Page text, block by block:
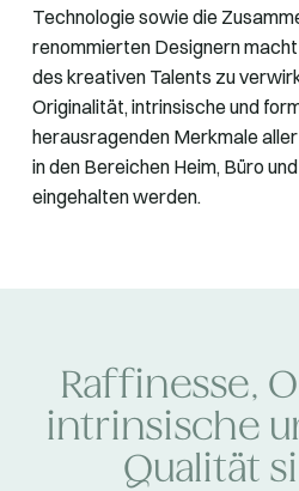
Technologie sowie die
renommierten Designern
des kreativen Talents zu
Originalität, intrinsische und
herausragenden Merkmale
in den Bereichen Heim, Büro
eingehalten werden.
Raffinesse,
intrinsische
Qualität